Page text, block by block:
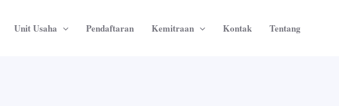
Unit Usaha Pendaftaran Kemitraan Kontak Tentang